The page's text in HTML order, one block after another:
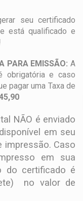
seu certificado
está qualificado e
PARA EMISSÃO: A
obrigatória e caso
pagar uma Taxa de
NÃO é enviado
em seu
impressão. Caso
em sua
do certificado é
no valor de